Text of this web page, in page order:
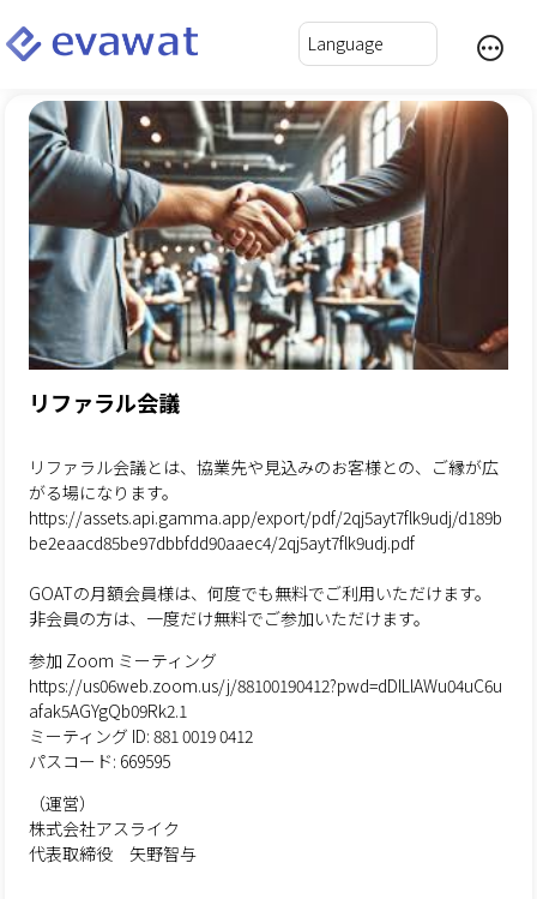
リファラル会議
リファラル会議とは、協業先や見込みのお客様との、ご縁が広
がる場になります。
https://assets.api.gamma.app/export/pdf/2qj5ayt7flk9udj/d189b
be2eaacd85be97dbbfdd90aaec4/2qj5ayt7flk9udj.pdf
GOATの月額会員様は、何度でも無料でご利用いただけます。
非会員の方は、一度だけ無料でご参加いただけます。
参加 Zoom ミーティング
https://us06web.zoom.us/j/88100190412?pwd=dDILlAWu04uC6u
afak5AGYgQb09Rk2.1
ミーティング ID: 881 0019 0412
パスコード: 669595
（運営）
株式会社アスライク
代表取締役 矢野智与